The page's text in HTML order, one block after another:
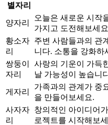
별자리
양자리
오늘은 새로운 시작
가지고 도전해보세
황소자
리
주변 사람들과의 관
니다. 소통을 강화하
쌍둥이
자리
사랑의 기운이 가득
날 가능성이 높습니
게자리
가족과의 관계가 중
을 만들어보세요.
사자자
리
창의적인 아이디어
로젝트를 시작해보